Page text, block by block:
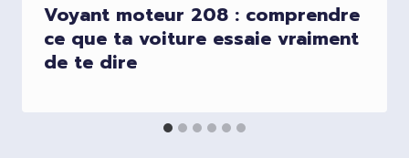
Voyant moteur 208 : comprendre
ce que ta voiture essaie vraiment
de te dire